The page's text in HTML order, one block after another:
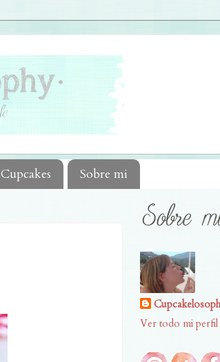
Sobre mi
Ver todo mi perfil